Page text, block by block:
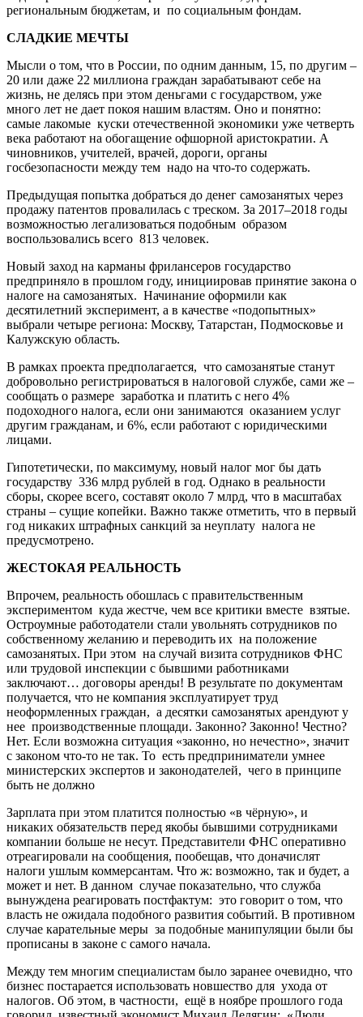
региональным бюджетам, и по социальным фондам.
СЛАДКИЕ МЕЧТЫ
Мысли о том, что в России, по одним данным, 15, по другим –
20 или даже 22 миллиона граждан зарабатывают себе на
жизнь, не делясь при этом деньгами с государством, уже
много лет не дает покоя нашим властям. Оно и понятно:
самые лакомые куски отечественной экономики уже четверть
века работают на обогащение офшорной аристократии. А
чиновников, учителей, врачей, дороги, органы
госбезопасности между тем надо на что-то содержать.
Предыдущая попытка добраться до денег самозанятых через
продажу патентов провалилась с треском. За 2017–2018 годы
возможностью легализоваться подобным образом
воспользовались всего 813 человек.
Новый заход на карманы фрилансеров государство
предприняло в прошлом году, инициировав принятие закона о
налоге на самозанятых. Начинание оформили как
десятилетний эксперимент, а в качестве «подопытных»
выбрали четыре региона: Москву, Татарстан, Подмосковье и
Калужскую область.
В рамках проекта предполагается, что самозанятые станут
добровольно регистрироваться в налоговой службе, сами же –
сообщать о размере заработка и платить с него 4%
подоходного налога, если они занимаются оказанием услуг
другим гражданам, и 6%, если работают с юридическими
лицами.
Гипотетически, по максимуму, новый налог мог бы дать
государству 336 млрд рублей в год. Однако в реальности
сборы, скорее всего, составят около 7 млрд, что в масштабах
страны – сущие копейки. Важно также отметить, что в первый
год никаких штрафных санкций за неуплату налога не
предусмотрено.
ЖЕСТОКАЯ РЕАЛЬНОСТЬ
Впрочем, реальность обошлась с правительственным
экспериментом куда жестче, чем все критики вместе взятые.
Остроумные работодатели стали увольнять сотрудников по
собственному желанию и переводить их на положение
самозанятых. При этом на случай визита сотрудников ФНС
или трудовой инспекции с бывшими работниками
заключают… договоры аренды! В результате по документам
получается, что не компания эксплуатирует труд
неоформленных граждан, а десятки самозанятых арендуют у
нее производственные площади. Законно? Законно! Честно?
Нет. Если возможна ситуация «законно, но нечестно», значит
с законом что-то не так. То есть предприниматели умнее
министерских экспертов и законодателей, чего в принципе
быть не должно
Зарплата при этом платится полностью «в чёрную», и
никаких обязательств перед якобы бывшими сотрудниками
компании больше не несут. Представители ФНС оперативно
отреагировали на сообщения, пообещав, что доначислят
налоги ушлым коммерсантам. Что ж: возможно, так и будет, а
может и нет. В данном случае показательно, что служба
вынуждена реагировать постфактум: это говорит о том, что
власть не ожидала подобного развития событий. В противном
случае карательные меры за подобные манипуляции были бы
прописаны в законе с самого начала.
Между тем многим специалистам было заранее очевидно, что
бизнес постарается использовать новшество для ухода от
налогов. Об этом, в частности, ещё в ноябре прошлого года